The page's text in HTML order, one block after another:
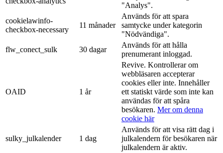
"Analys".
cookielawinfo-
checkbox-necessary
11 månader
Används för att spara
samtycke under kategorin
"Nödvändiga".
flw_conect_sulk
30 dagar
Används för att hålla
prenumerant inloggad.
OAID 1 år
Revive. Kontrollerar om
webbläsaren accepterar
cookies eller inte. Innehåller
ett statiskt värde som inte kan
användas för att spåra
besökaren. Mer om denna
cookie här
sulky_julkalender 1 dag
Används för att visa rätt dag i
julkalendern för besökaren när
julkalendern är aktiv.